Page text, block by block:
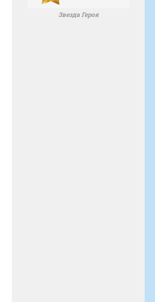
Звезда Героя